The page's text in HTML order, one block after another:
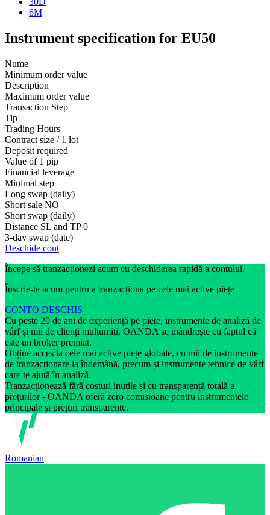
6M
Instrument specification for EU50
Nume
Minimum order value
Description
Maximum order value
Transaction Step
Tip
Trading Hours
Contract size / 1 lot
Deposit required
Value of 1 pip
Financial leverage
Minimal step
Long swap (daily)
Short sale NO
Short swap (daily)
Distance SL and TP 0
3-day swap (date)
Deschide cont
Începe să tranzacționezi acum cu deschiderea rapidă a contului.
Înscrie-te acum pentru a tranzacționa pe cele mai active piețe
CONTO DESCHIS
Cu peste 20 de ani de experiență pe piețe, instrumente de analiză de
vârf și mii de clienți mulțumiți, OANDA se mândrește cu faptul că
este un broker premiat.
Obține acces la cele mai active piețe globale, cu mii de instrumente
de tranzacționare la îndemână, precum și instrumente tehnice de vârf
care te ajută în analiză.
Tranzacționează fără costuri inutile și cu transparență totală a
prețurilor - OANDA oferă zero comisioane pentru instrumentele
principale și prețuri transparente.
Romanian